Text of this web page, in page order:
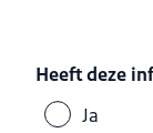
Heeft deze
Ja